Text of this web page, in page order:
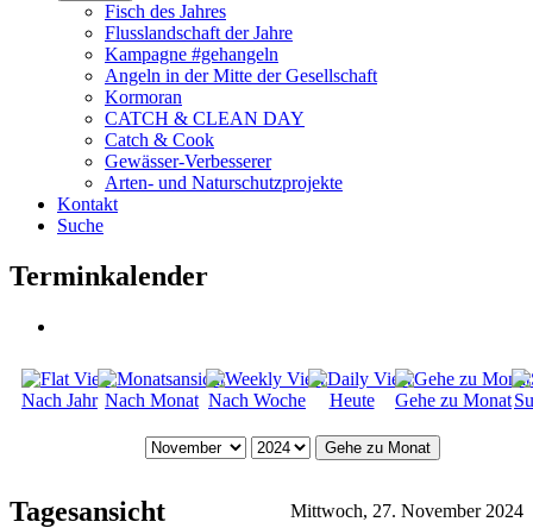
Fisch des Jahres
Flusslandschaft der Jahre
Kampagne #gehangeln
Angeln in der Mitte der Gesellschaft
Kormoran
CATCH & CLEAN DAY
Catch & Cook
Gewässer-Verbesserer
Arten- und Naturschutzprojekte
Kontakt
Suche
Terminkalender
Nach Jahr Nach Monat Nach Woche Heute Gehe zu Monat
Gehe zu Monat
Tagesansicht Mittwoch, 27. November 2024